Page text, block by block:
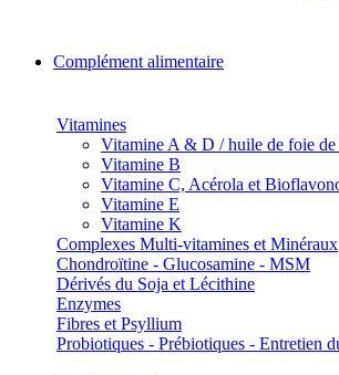
Complément alimentaire
Vitamines
Vitamine A & D / huile de foie de
Vitamine B
Vitamine C, Acérola et
Vitamine E
Vitamine K
Complexes Multi-vitamines et Minéraux
Chondroïtine - Glucosamine - MSM
Dérivés du Soja et Lécithine
Enzymes
Fibres et Psyllium
Probiotiques - Prébiotiques - Entretien